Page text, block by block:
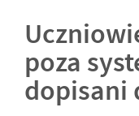
poza
dopisani